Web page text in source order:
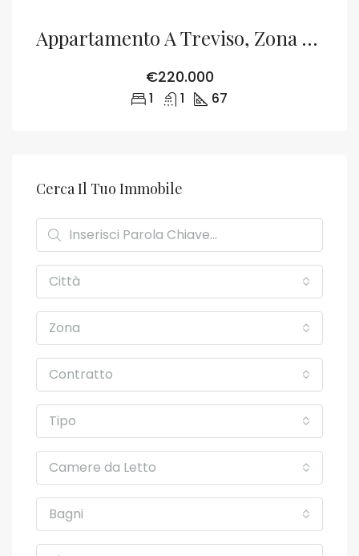
Appartamento A Treviso, Zona Centrale
€220.000
1 1 67
Cerca Il Tuo Immobile
Città
Zona
Contratto
Tipo
Camere da Letto
Bagni